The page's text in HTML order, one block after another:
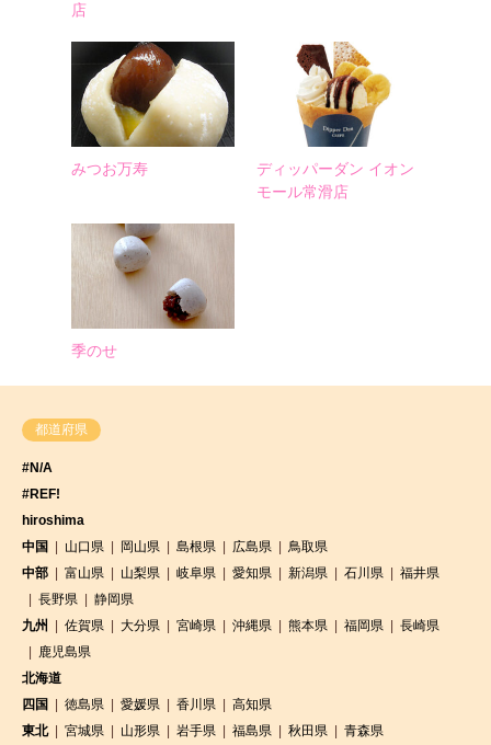
店
みつお万寿
ディッパーダン イオン
モール常滑店
季のせ
都道府県
#N/A
#REF!
hiroshima
中国
山口県 岡山県 島根県 広島県
鳥取県
中部
富山県 山梨県 岐阜県 愛知県 新潟県 石川県
福井県
長野県
静岡県
九州
佐賀県 大分県 宮崎県 沖縄県 熊本県 福岡県
長崎県
鹿児島県
北海道
四国
徳島県 愛媛県 香川県
高知県
東北
宮城県 山形県 岩手県 福島県 秋田県
青森県